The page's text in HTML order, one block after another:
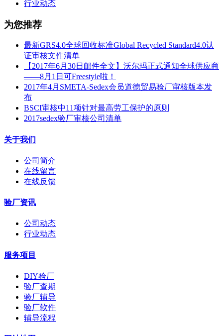
行业动态
为您推荐
最新GRS4.0全球回收标准Global Recycled Standard4.0认
证审核文件清单
【2017年6月30日邮件全文】沃尔玛正式通知全球供应商
——8月1日可Freestyle啦！
2017年4月SMETA-Sedex会员道德贸易验厂审核版本发
布
BSCI审核中11项针对最高劳工保护的原则
2017sedex验厂审核公司清单
关于我们
公司简介
在线留言
在线反馈
验厂资讯
公司动态
行业动态
服务项目
DIY验厂
验厂查期
验厂辅导
验厂软件
辅导流程